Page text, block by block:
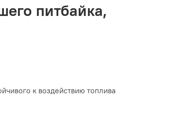
питбайка,
к воздействию топлива